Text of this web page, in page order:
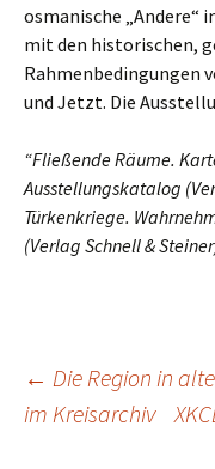
osmanische „Andere“
mit den historischen,
Rahmenbedingungen
und Jetzt. Die
“Fließende Räume.
Ausstellungskatalog
Türkenkriege.
(Verlag Schnell &
← Die Region in
im Kreisarchiv